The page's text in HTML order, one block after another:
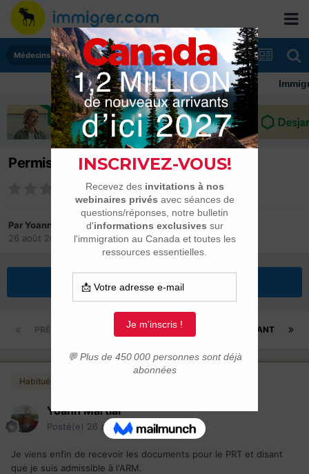
Médecins, infirmières et pharmaciens
Immigrer au
Permis Restrictif Temporaire : Infirmier
Par Yoann Martial
26 août 2014
dansMédecins, infirmières et pharmaciens
Répondre à ce sujet
PRÉCÉDENT SUIVANT
Page 1 sur 2
Habitués
Yoann Martial
Posté(e) 26 août 2014
Je viens enfin de recevoir les documents pour le PRT et disant
que je suis admissible à l'ARM.